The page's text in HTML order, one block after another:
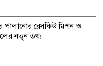
পালানোর রেসকিউ মিশন ও
নতুন তথ্য